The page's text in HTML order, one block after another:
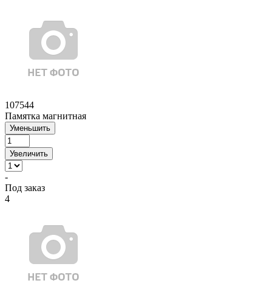
107544
Памятка магнитная
Уменьшить
Увеличить
-
Под заказ
4